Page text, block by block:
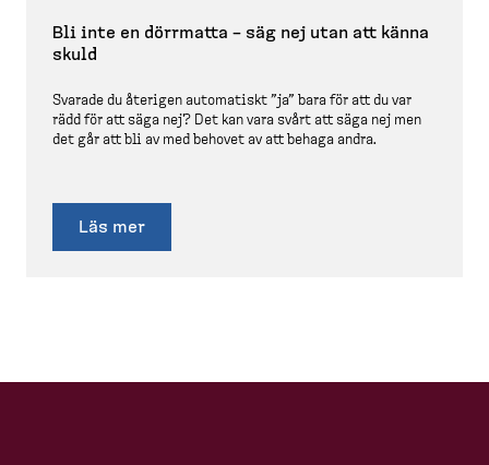
Bli inte en dörrmatta – säg nej utan att känna
skuld
Svarade du återigen automatiskt ”ja” bara för att du var
rädd för att säga nej? Det kan vara svårt att säga nej men
det går att bli av med behovet av att behaga andra.
Läs mer